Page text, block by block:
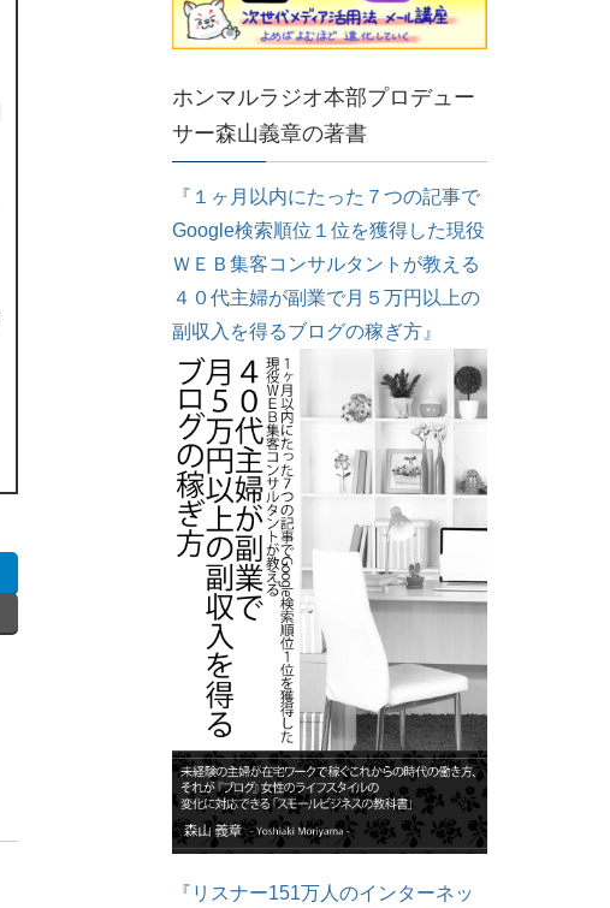
ホンマルラジオ本部プロデュー
サー森山義章の著書
『１ヶ月以内にたった７つの記事で
Google検索順位１位を獲得した現役
ＷＥＢ集客コンサルタントが教える
４０代主婦が副業で月５万円以上の
副収入を得るブログの稼ぎ方』
『リスナー151万人のインターネッ